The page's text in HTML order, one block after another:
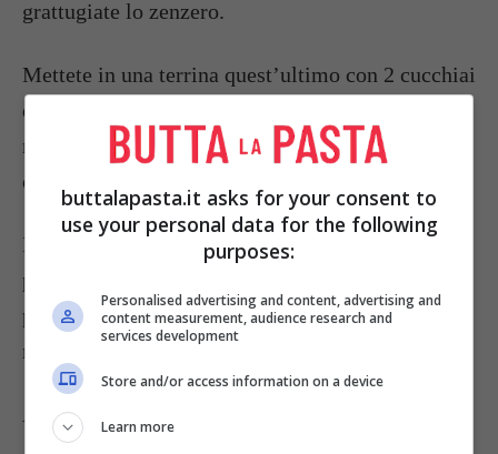
grattugiate lo zenzero.
Mettete in una terrina quest’ultimo con 2 cucchiai
di olio, l’
minuto quindi spennellate i pezzi di pollo con
olio aromatizzato
In una padella abbastanza larga fate scaldare un
paio di cucchiai di olio e mettete a cuocere il
pollo insieme alla suamarinaturaper circa 40
minuti, rigirandolo spesso.
Appena il pollo sarà cotto servite subito.
buttalapasta.it asks for your consent to
use your personal data for the following
purposes:
Personalised advertising and content, advertising and
content measurement, audience research and
services development
Store and/or access information on a device
Learn more